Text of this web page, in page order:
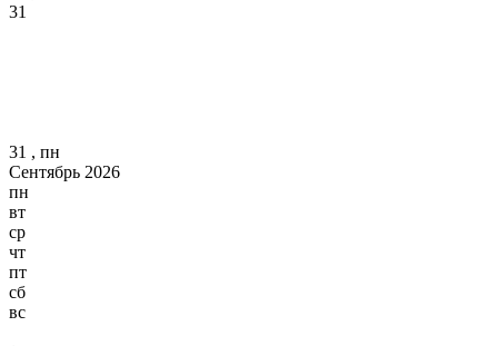
31
31 , пн
Сентябрь 2026
пн
вт
ср
чт
пт
сб
вс